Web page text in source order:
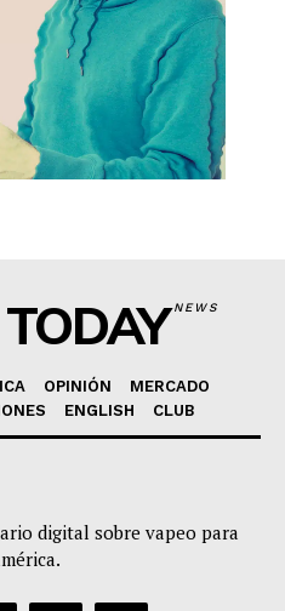
NEWS
OPINIÓN
MERCADO
ENGLISH CLUB
digital sobre vapeo para